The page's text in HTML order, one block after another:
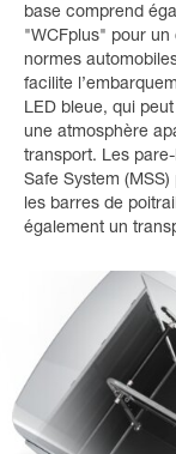
base comprend
"WCFplus" pour
normes
facilite
LED bleue, qui
une atmosphère
transport. Les
Safe System
les barres de
également un